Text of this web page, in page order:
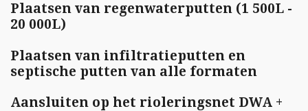
Plaatsen van regenwaterputten (1 500L -
20 000L)
Plaatsen van infiltratieputten en
septische putten van alle formaten
Aansluiten op het rioleringsnet DWA +